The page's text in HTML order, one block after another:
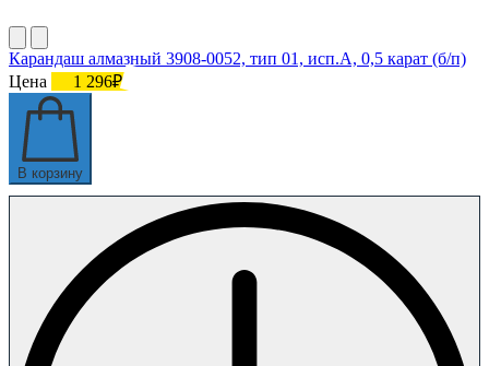
Карандаш алмазный 3908-0052, тип 01, исп.А, 0,5 карат (б/п)
Цена
1 296₽
В корзину